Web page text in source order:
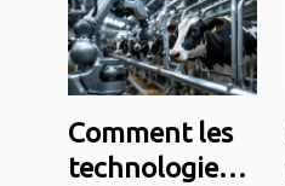
Comment les
technologies